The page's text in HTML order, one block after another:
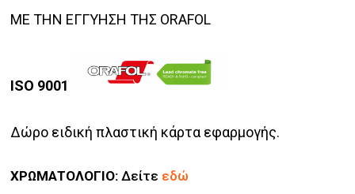
ΜΕ ΤΗΝ ΕΓΓΥΗΣΗ ΤΗΣ ORAFOL
ISO 9001
Δώρο ειδική πλαστική κάρτα εφαρμογής.
ΧΡΩΜΑΤΟΛΟΓΙΟ: Δείτε εδώ